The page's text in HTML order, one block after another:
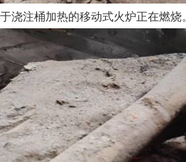
注桶加热的移动式火炉正在燃烧。